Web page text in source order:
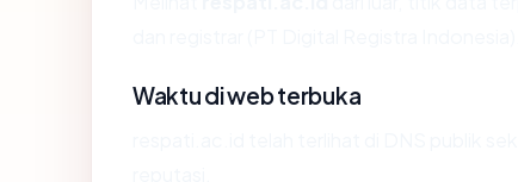
Waktu di web terbuka